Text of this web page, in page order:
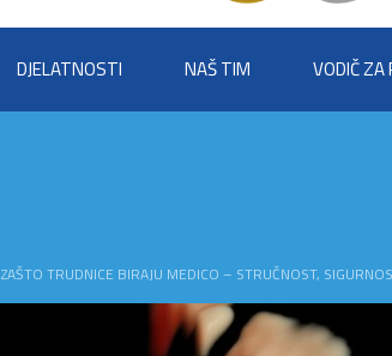
DJELATNOSTI NAŠ TIM VODIČ ZA
ZAŠTO TRUDNICE BIRAJU MEDICO – STRUČNOST,